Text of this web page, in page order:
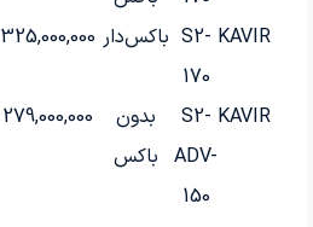
KAVIR
S2-
170
باکس‌دار 325,000,000
KAVIR
S2-
ADV-
150
بدون
باکس
279,000,000